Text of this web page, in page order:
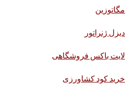
مگاتوزین
دیزل ژنراتور
لایت باکس فروشگاهی
خرید کود کشاورزی